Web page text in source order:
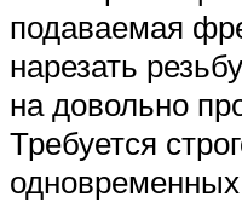
подаваемая
нарезать
на довольно
Требуется